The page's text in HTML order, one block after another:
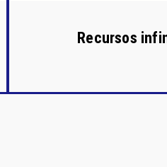
Recursos